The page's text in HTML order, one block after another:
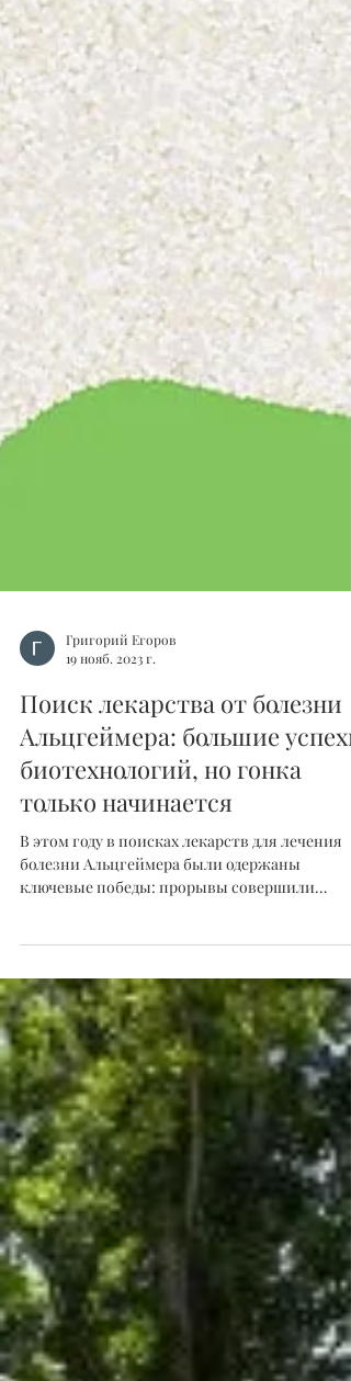
Григорий Егоров
19 нояб. 2023 г.
биотехнологий, но гонка
только начинается
В этом году в поисках лекарств для лечения
болезни Альцгеймера были одержаны
ключевые победы: прорывы совершили
компании Biogen (BIIB),...